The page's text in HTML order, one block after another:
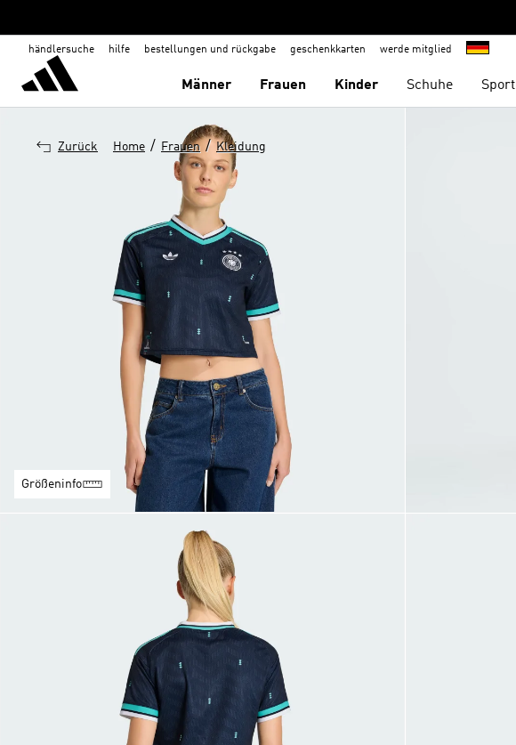
händlersuche hilfe bestellungen und rückgabe geschenkkarten werde mitglied
Männer Frauen Kinder Schuhe Sport
Zurück Home / Frauen / Kleidung
Größeninfo